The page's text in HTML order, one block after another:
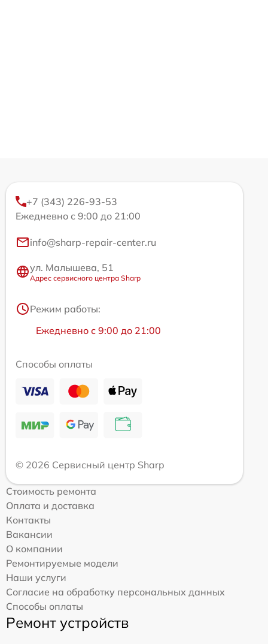
+7 (343) 226-93-53
Ежедневно с 9:00 до 21:00
info@sharp-repair-center.ru
ул. Малышева, 51
Адрес сервисного центра Sharp
Режим работы:
Ежедневно с 9:00 до 21:00
Способы оплаты
© 2026 Сервисный центр Sharp
Стоимость ремонта
Оплата и доставка
Контакты
Вакансии
О компании
Ремонтируемые модели
Наши услуги
Согласие на обработку персональных данных
Способы оплаты
Ремонт устройств